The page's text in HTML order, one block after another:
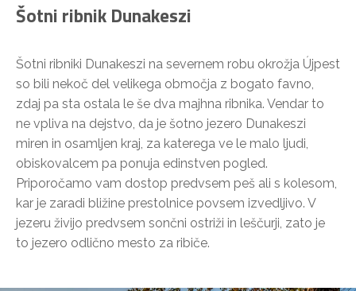
Šotni ribnik Dunakeszi
Šotni ribniki Dunakeszi na severnem robu okrožja Újpest
so bili nekoč del velikega območja z bogato favno,
zdaj pa sta ostala le še dva majhna ribnika. Vendar to
ne vpliva na dejstvo, da je šotno jezero Dunakeszi
miren in osamljen kraj, za katerega ve le malo ljudi,
obiskovalcem pa ponuja edinstven pogled.
Priporočamo vam dostop predvsem peš ali s kolesom,
kar je zaradi bližine prestolnice povsem izvedljivo. V
jezeru živijo predvsem sončni ostriži in leščurji, zato je
to jezero odlično mesto za ribiče.